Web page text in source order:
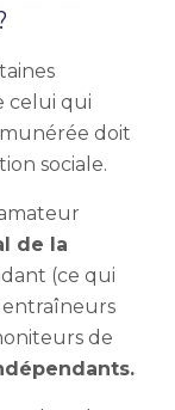
celui qui
doit
sociale.
de la
(ce qui
entraîneurs
de